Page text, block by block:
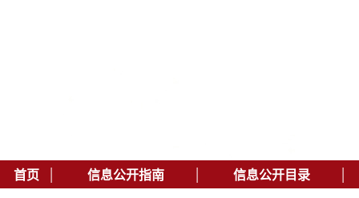
首页 | 信息公开指南 | 信息公开目录 |